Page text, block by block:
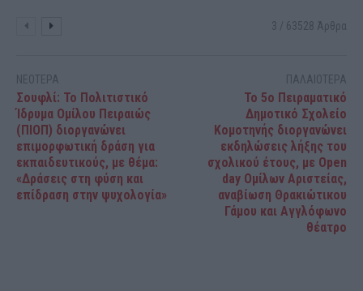
3 / 63528 Άρθρα
ΝΕΟΤΕΡΑ
Σουφλί: Το Πολιτιστικό
Ίδρυμα Ομίλου Πειραιώς
(ΠΙΟΠ) διοργανώνει
επιμορφωτική δράση για
εκπαιδευτικούς, με θέμα:
«Δράσεις στη φύση και
επίδραση στην ψυχολογία»
ΠΑΛΑΙΟΤΕΡΑ
Το 5ο Πειραματικό
Δημοτικό Σχολείο
Κομοτηνής διοργανώνει
εκδηλώσεις λήξης του
σχολικού έτους, με Open
day Ομίλων Αριστείας,
αναβίωση Θρακιώτικου
Γάμου και Αγγλόφωνο
θέατρο